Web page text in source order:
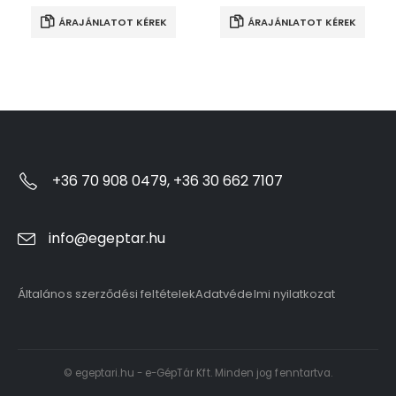
ÁRAJÁNLATOT KÉREK ÁRAJÁNLATOT KÉREK
+36 70 908 0479, +36 30 662 7107
info@egeptar.hu
Általános szerződési feltételekAdatvédelmi nyilatkozat
© egeptari.hu - e-GépTár Kft. Minden jog fenntartva.